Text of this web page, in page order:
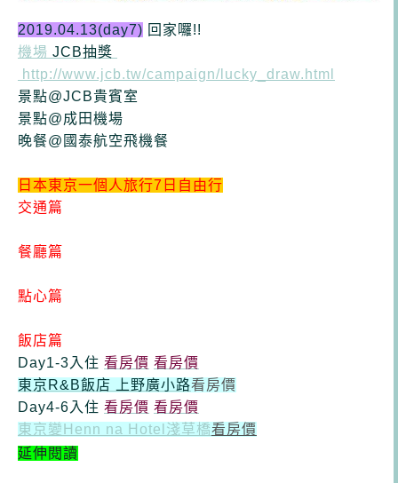
2019.04.13(day7) 回家囉!!
機場 JCB抽獎
http://www.jcb.tw/campaign/lucky_draw.html
景點@JCB貴賓室
景點@成田機場
晚餐@國泰航空飛機餐
日本東京一個人旅行7 日 自由行
交通篇
餐廳篇
點心篇
飯店篇
Day1-3入住 看房價 看房價
東京R&B飯店 上野廣小路看房價
Day4-6入住 看房價 看房價
東京變Henn na Hotel淺草橋看房價
延伸閱讀